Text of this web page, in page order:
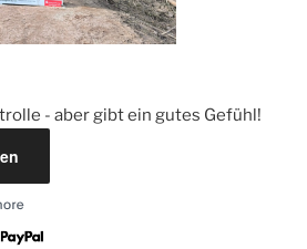
- aber gibt ein gutes Gefühl!